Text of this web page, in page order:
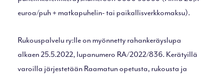
euroa/puh + matkapuhelin- tai paikallisverkkomaksu).
Rukouspalvelu ry:lle on myönnetty rahankeräyslupa
alkaen 25.5.2022, lupanumero RA/2022/836. Kerätyillä
varoilla järjestetään Raamatun opetusta, rukousta ja